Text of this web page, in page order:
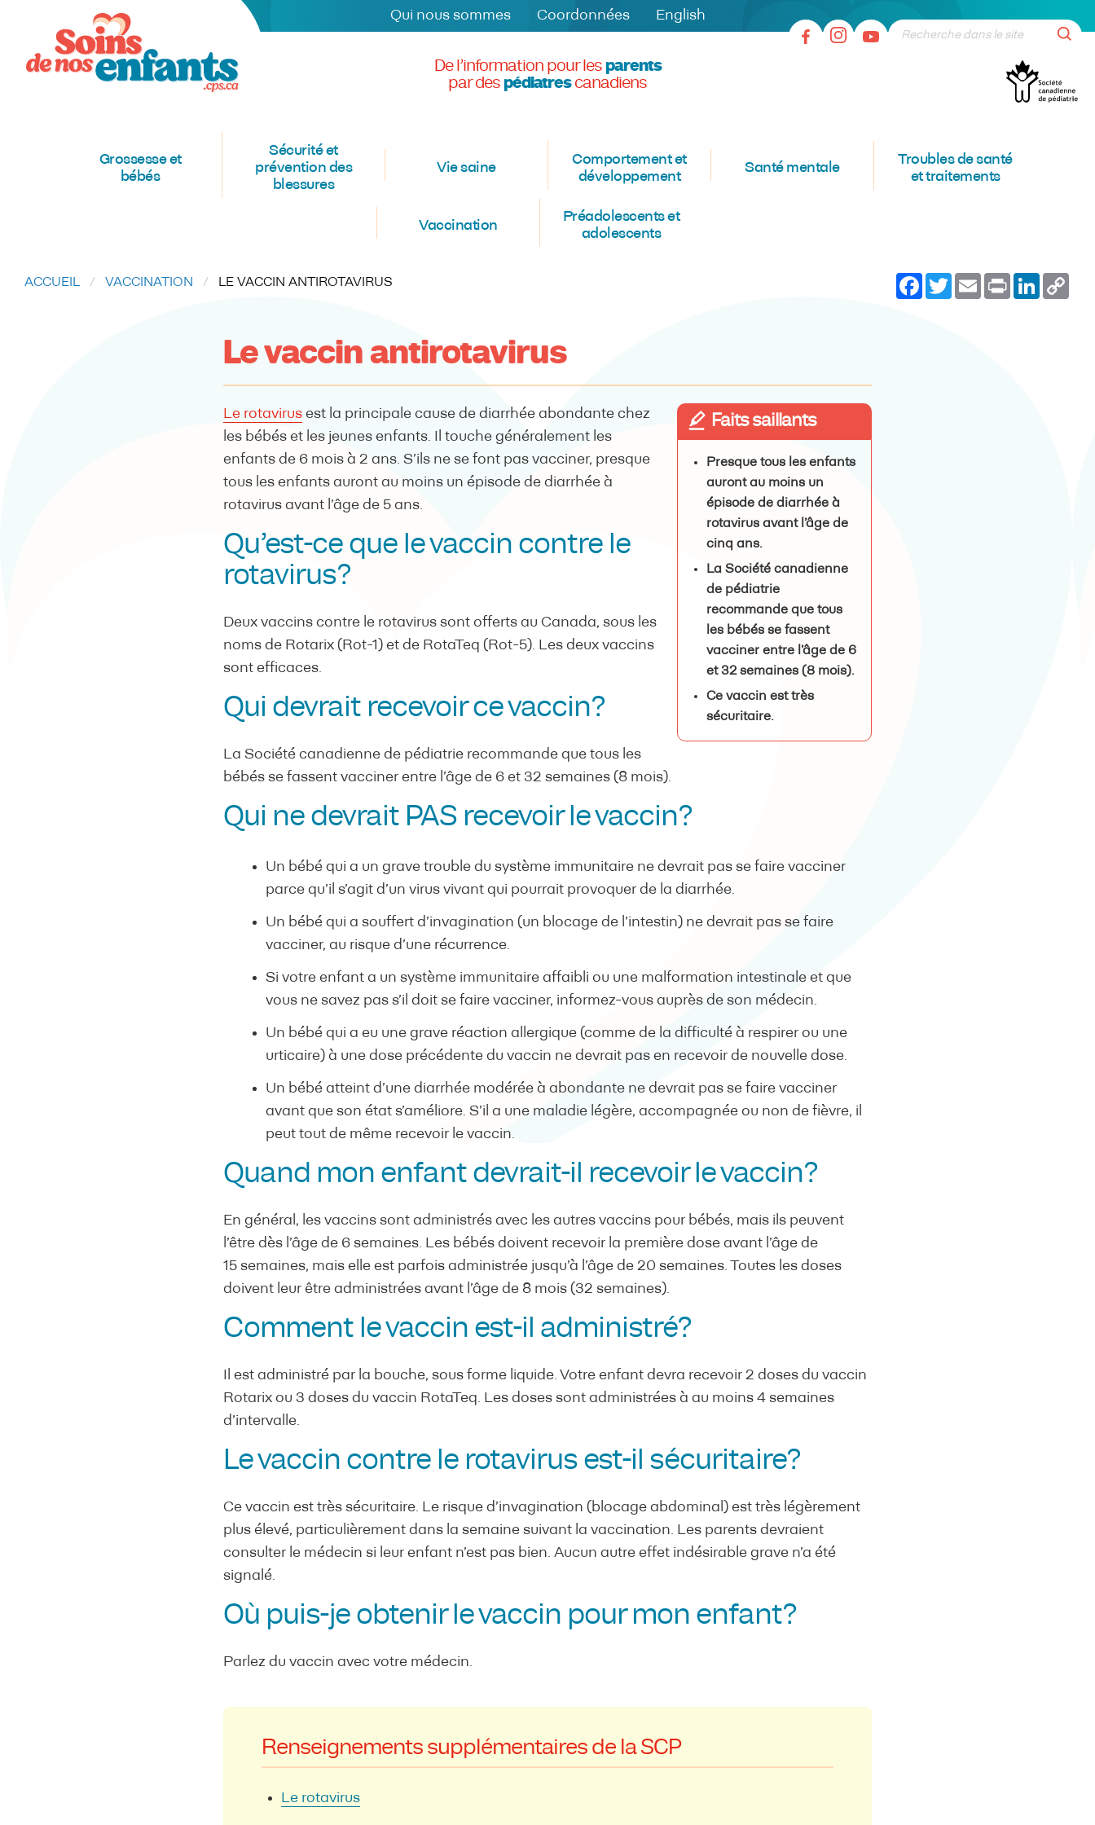
Qui nous sommes Coordonnées English
De l’information pour les parents
par des pédiatrescanadiens
Grossesse et
bébés
Sécurité et
prévention des
blessures
Vie saine
Comportement et
développement
Santé mentale
Troubles de santé
et traitements
Vaccination
Préadolescents et
adolescents
ACCUEIL VACCINATION CURRENT:
LE VACCIN ANTIROTAVIRUS Facebook
TwitterEmailPrint
Le vaccin antirotavirus
Faits saillants
Presque tous les enfants
auront au moins un
épisode de diarrhée à
rotavirus avant l’âge de
cinq ans.
La Société canadienne
de pédiatrie
recommande que tous
les bébés se fassent
vacciner entre l’âge de 6
et 32 semaines (8 mois).
Ce vaccin est très
sécuritaire.
Le rotavirus est la principale cause de diarrhée abondante chez
les bébés et les jeunes enfants. Il touche généralement les
enfants de 6 mois à 2 ans. S’ils ne se font pas vacciner, presque
tous les enfants auront au moins un épisode de diarrhée à
rotavirus avant l’âge de 5 ans.
Qu’est-ce que le vaccin contre le
rotavirus?
Deux vaccins contre le rotavirus sont offerts au Canada, sous les
noms de Rotarix (Rot-1) et de RotaTeq (Rot-5). Les deux vaccins
sont efficaces.
Qui devrait recevoir ce vaccin?
La Société canadienne de pédiatrie recommande que tous les
bébés se fassent vacciner entre l’âge de 6 et 32 semaines (8 mois).
Qui ne devrait PAS recevoir le vaccin?
Un bébé qui a un grave trouble du système immunitaire ne devrait pas se faire vacciner
parce qu’il s’agit d’un virus vivant qui pourrait provoquer de la diarrhée.
Un bébé qui a souffert d’invagination (un blocage de l’intestin) ne devrait pas se faire
vacciner, au risque d’une récurrence.
Si votre enfant a un système immunitaire affaibli ou une malformation intestinale et que
vous ne savez pas s’il doit se faire vacciner, informez-vous auprès de son médecin.
Un bébé qui a eu une grave réaction allergique (comme de la difficulté à respirer ou une
urticaire) à une dose précédente du vaccin ne devrait pas en recevoir de nouvelle dose.
Un bébé atteint d’une diarrhée modérée à abondante ne devrait pas se faire vacciner
avant que son état s’améliore. S’il a une maladie légère, accompagnée ou non de fièvre, il
peut tout de même recevoir le vaccin.
Quand mon enfant devrait-il recevoir le vaccin?
En général, les vaccins sont administrés avec les autres vaccins pour bébés, mais ils peuvent
l’être dès l’âge de 6 semaines. Les bébés doivent recevoir la première dose avant l’âge de
15 semaines, mais elle est parfois administrée jusqu’à l’âge de 20 semaines. Toutes les doses
doivent leur être administrées avant l’âge de 8 mois (32 semaines).
Comment le vaccin est-il administré?
Il est administré par la bouche, sous forme liquide. Votre enfant devra recevoir 2 doses du vaccin
Rotarix ou 3 doses du vaccin RotaTeq. Les doses sont administrées à au moins 4 semaines
d’intervalle.
Le vaccin contre le rotavirus est-il sécuritaire?
Ce vaccin est très sécuritaire. Le risque d’invagination (blocage abdominal) est très légèrement
plus élevé, particulièrement dans la semaine suivant la vaccination. Les parents devraient
consulter le médecin si leur enfant n’est pas bien. Aucun autre effet indésirable grave n’a été
signalé.
Où puis-je obtenir le vaccin pour mon enfant?
Parlez du vaccin avec votre médecin.
Renseignements supplémentaires de la SCP
Le rotavirus